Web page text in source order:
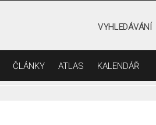
VYHLEDÁVÁNÍ
ČLÁNKY ATLAS KALENDÁŘ